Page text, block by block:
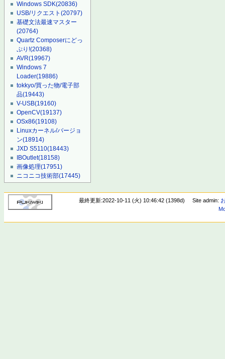
Windows SDK(20836)
USB/リクエスト(20797)
基礎文法最速マスター
(20764)
Quartz Composerにどっ
ぷり!(20368)
AVR(19967)
Windows 7
Loader(19886)
tokkyo/買った物/電子部
品(19443)
V-USB(19160)
OpenCV(19137)
OSx86(19108)
Linuxカーネル/バージョ
ン(18914)
JXD S5110(18443)
IBOutlet(18158)
画像処理(17951)
ニコニコ技術部(17445)
最終更新:2022-10-11 (火) 10:46:42 (1398d) Site admin: